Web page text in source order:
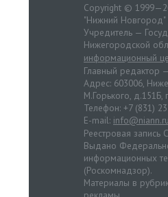
Copyright ©
"Нижний
Учредитель —
Нижегородской
информационный
Главный редактор
Адрес: 603006,
М.Горького, д.151Б,
Телефон: +7 (831)
E-mail: info@niann.ru
Реестровая
Выдано
информационных
(Роскомнадзор).
Материалы в